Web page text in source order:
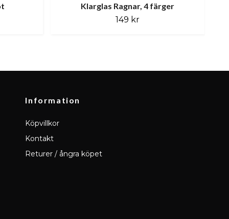
Klarglas Ragnar, 4 färger
149 kr
Information
Köpvillkor
Kontakt
Returer / ångra köpet